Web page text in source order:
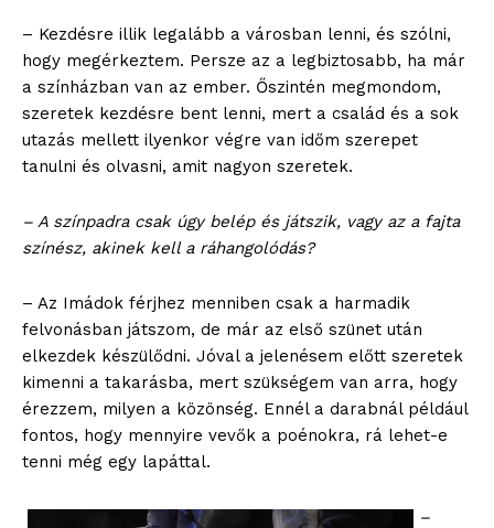
– Kezdésre illik legalább a városban lenni, és szólni,
hogy megérkeztem. Persze az a legbiztosabb, ha már
a színházban van az ember. Őszintén megmondom,
szeretek kezdésre bent lenni, mert a család és a sok
utazás mellett ilyenkor végre van időm szerepet
tanulni és olvasni, amit nagyon szeretek.
– A színpadra csak úgy belép és játszik, vagy az a fajta
színész, akinek kell a ráhangolódás?
– Az Imádok férjhez menniben csak a harmadik
felvonásban játszom, de már az első szünet után
elkezdek készülődni. Jóval a jelenésem előtt szeretek
kimenni a takarásba, mert szükségem van arra, hogy
érezzem, milyen a közönség. Ennél a darabnál például
fontos, hogy mennyire vevők a poénokra, rá lehet-e
tenni még egy lapáttal.
–